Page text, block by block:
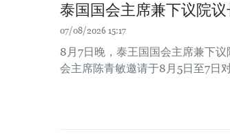
泰国国会主席兼下议院
07/08/2026 15:17
8月7日晚，泰王国国会主席兼下
会主席陈青敏邀请于8月5日至7日